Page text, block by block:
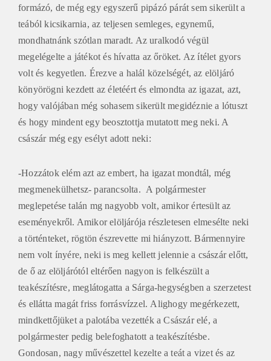
formázó, de még egy egyszerű pipázó párát sem sikerült a
teából kicsikarnia, az teljesen semleges, egynemű,
mondhatnánk szótlan maradt. Az uralkodó végül
megelégelte a játékot és hívatta az őröket. Az ítélet gyors
volt és kegyetlen. Érezve a halál közelségét, az elöljáró
könyörögni kezdett az életéért és elmondta az igazat, azt,
hogy valójában még sohasem sikerült megidéznie a lótuszt
és hogy mindent egy beosztottja mutatott meg neki. A
császár még egy esélyt adott neki:
-Hozzátok elém azt az embert, ha igazat mondtál, még
megmenekülhetsz- parancsolta. A polgármester
meglepetése talán mg nagyobb volt, amikor értesült az
eseményekről. Amikor elöljárója részletesen elmesélte neki
a történteket, rögtön észrevette mi hiányzott. Bármennyire
nem volt ínyére, neki is meg kellett jelennie a császár előtt,
de ő az elöljárótól eltérően nagyon is felkészült a
teakészítésre, meglátogatta a Sárga-hegységben a szerzetest
és ellátta magát friss forrásvízzel. Alighogy megérkezett,
mindkettőjüket a palotába vezették a Császár elé, a
polgármester pedig belefoghatott a teakészítésbe.
Gondosan, nagy művészettel kezelte a teát a vizet és az